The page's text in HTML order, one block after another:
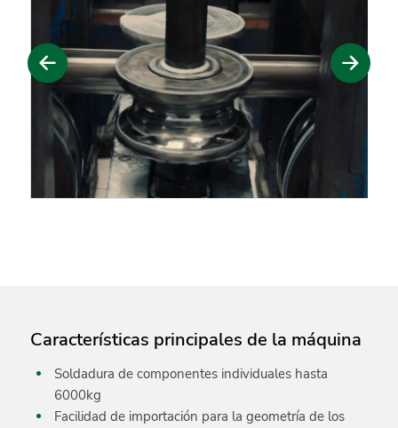
Características principales de la máquina
Soldadura de componentes individuales hasta
6000kg
Facilidad de importación para la geometría de los